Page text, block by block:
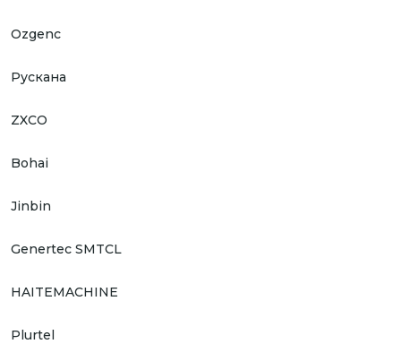
Ozgenc
Рускана
ZXCO
Bohai
Jinbin
Genertec SMTCL
HAITEMACHINE
Plurtel